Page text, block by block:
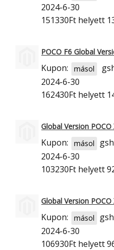
2024-6-30
151330Ft helyett
POCO F6 Global
Kupon: másol
2024-6-30
162430Ft helyett
Global Version POCO
Kupon: másol
2024-6-30
103230Ft helyett
Global Version POCO
Kupon: másol
2024-6-30
106930Ft helyett